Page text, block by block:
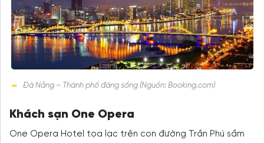
Đà Nẵng – Thành phố đáng sống (Nguồn: Booking.com)
Khách sạn One Opera
One Opera Hotel tọa lạc trên con đường Trần Phú sầm